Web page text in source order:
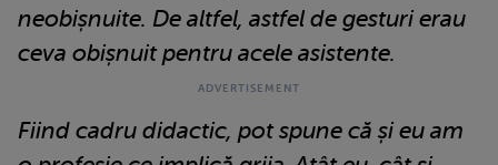
neobișnuite. De altfel, astfel de gesturi erau
ceva obișnuit pentru acele asistente.
Fiind cadru didactic, pot spune că și eu am